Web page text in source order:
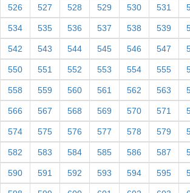
526 527 528 529 530 531
534 535 536 537 538 539
542 543 544 545 546 547
550 551 552 553 554 555
558 559 560 561 562 563
566 567 568 569 570 571
574 575 576 577 578 579
582 583 584 585 586 587
590 591 592 593 594 595